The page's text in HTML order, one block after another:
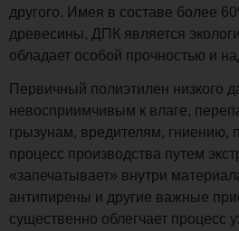
другого. Имея в составе более
древесины, ДПК является
обладает особой прочностью и
Первичный полиэтилен низкого
невосприимчивым к влаге,
грызунам, вредителям, гниению,
процесс производства путем
«запечатывает» внутри
антипирены и другие важные
существенно облегчает процесс